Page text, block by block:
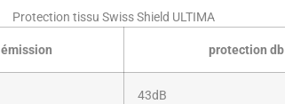
Protection tissu Swiss Shield ULTIMA
émission protection db
43dB